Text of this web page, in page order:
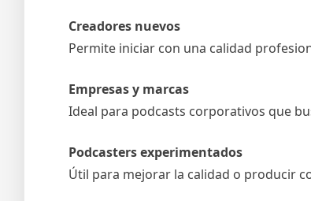
Creadores nuevos
Permite iniciar con una calidad
Empresas y marcas
Ideal para podcasts corporativos que
Podcasters experimentados
Útil para mejorar la calidad o producir